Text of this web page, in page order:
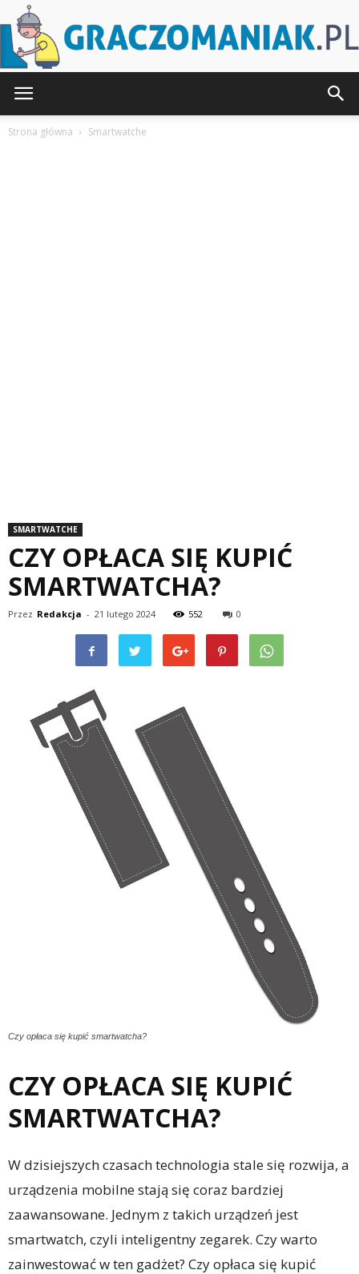
Strona główna Smartwatche
SMARTWATCHE
CZY OPŁACA SIĘ KUPIĆ
SMARTWATCHA?
Przez Redakcja - 21 lutego 2024 552 0
Czy opłaca się kupić smartwatcha?
CZY OPŁACA SIĘ KUPIĆ
SMARTWATCHA?
W dzisiejszych czasach technologia stale się rozwija, a
urządzenia mobilne stają się coraz bardziej
zaawansowane. Jednym z takich urządzeń jest
smartwatch, czyli inteligentny zegarek. Czy warto
zainwestować w ten gadżet? Czy opłaca się kupić